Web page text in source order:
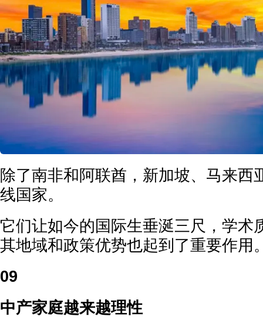
除了南非和阿联酋，新加坡、马来西
线国家。
它们让如今的国际生垂涎三尺，学术
其地域和政策优势也起到了重要作用
09
中产家庭越来越理性